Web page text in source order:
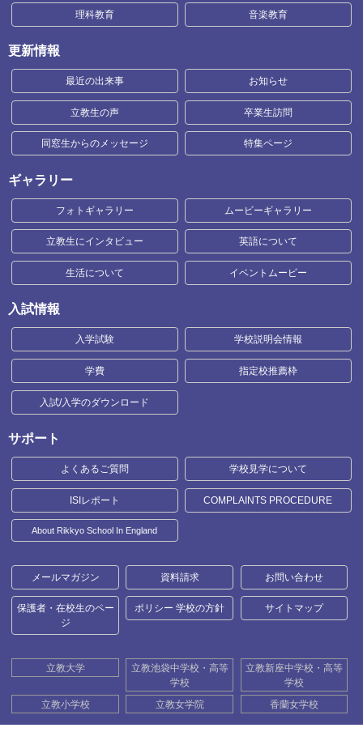
理科教育 音楽教育
更新情報
最近の出来事 お知らせ
立教生の声 卒業生訪問
同窓生からのメッセージ 特集ページ
ギャラリー
フォトギャラリー ムービーギャラリー
立教生にインタビュー 英語について
生活について イベントムービー
入試情報
入学試験 学校説明会情報
学費 指定校推薦枠
入試/入学のダウンロード
サポート
よくあるご質問 学校見学について
ISIレポート COMPLAINTS PROCEDURE
About Rikkyo School In England
メールマガジン 資料請求 お問い合わせ
保護者・在校生のペー
ジ
ポリシー 学校の方針 サイトマップ
立教大学
立教池袋中学校・高等
学校
立教新座中学校・高等
学校
立教小学校
立教女学院 香蘭女学校